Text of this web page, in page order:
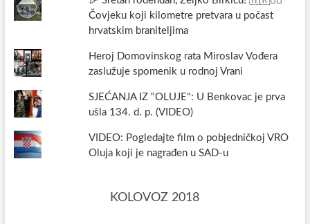
Čovjeku koji kilometre pretvara u počast
hrvatskim braniteljima
Heroj Domovinskog rata Miroslav Vođera
zaslužuje spomenik u rodnoj Vrani
SJEĆANJA IZ "OLUJE": U Benkovac je prva
ušla 134. d. p. (VIDEO)
VIDEO: Pogledajte film o pobjedničkoj VRO
Oluja koji je nagrađen u SAD-u
KOLOVOZ 2018